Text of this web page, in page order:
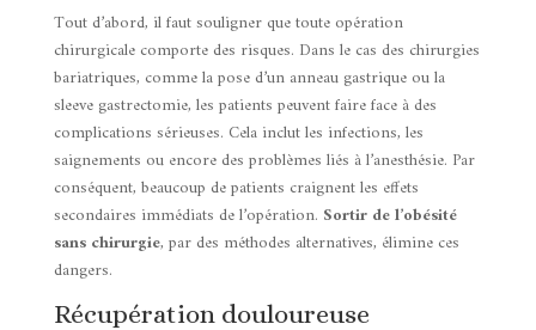
Tout d’abord, il faut souligner que toute opération
chirurgicale comporte des risques. Dans le cas des chirurgies
bariatriques, comme la pose d’un anneau gastrique ou la
sleeve gastrectomie, les patients peuvent faire face à des
complications sérieuses. Cela inclut les infections, les
saignements ou encore des problèmes liés à l’anesthésie. Par
conséquent, beaucoup de patients craignent les effets
secondaires immédiats de l’opération. Sortir de l’obésité
sans chirurgie, par des méthodes alternatives, élimine ces
dangers.
Récupération douloureuse